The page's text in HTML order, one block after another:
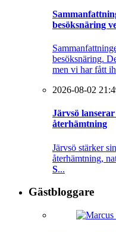
besöksnäring
besöksnäring.
men vi har fått
2026-08-02
Järvsö
återhämtning
Järvsö stärker
återhämtning,
S...
Gästbloggare